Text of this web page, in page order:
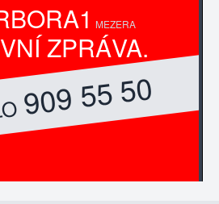
MEZERA
ZPRÁVA.
909 55 50